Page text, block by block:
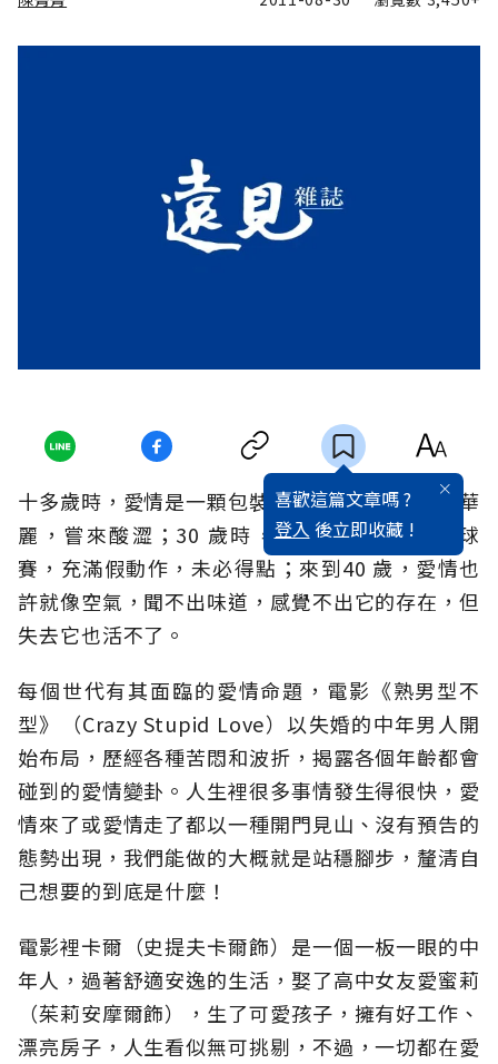
喜歡這篇文章嗎 ?
登入 後立即收藏 !
十多歲時，愛情是一顆包裝精美的酸糖果，看來華
麗，嘗來酸澀；30 歲時，愛情是一場炫技的球
賽，充滿假動作，未必得點；來到40 歲，愛情也
許就像空氣，聞不出味道，感覺不出它的存在，但
失去它也活不了。
每個世代有其面臨的愛情命題，電影《熟男型不
型》（Crazy Stupid Love）以失婚的中年男人開
始布局，歷經各種苦悶和波折，揭露各個年齡都會
碰到的愛情變卦。人生裡很多事情發生得很快，愛
情來了或愛情走了都以一種開門見山、沒有預告的
態勢出現，我們能做的大概就是站穩腳步，釐清自
己想要的到底是什麼！
電影裡卡爾（史提夫卡爾飾）是一個一板一眼的中
年人，過著舒適安逸的生活，娶了高中女友愛蜜莉
（茱莉安摩爾飾），生了可愛孩子，擁有好工作、
漂亮房子，人生看似無可挑剔，不過，一切都在愛